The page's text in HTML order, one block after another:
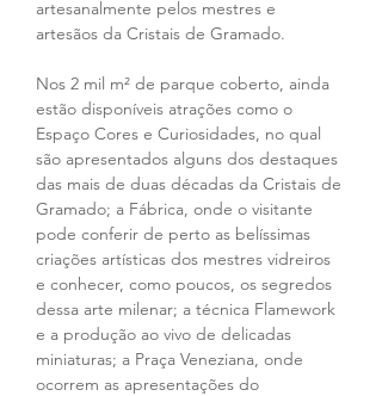
artesanalmente pelos mestres e
artesãos da Cristais de Gramado.
Nos 2 mil m² de parque coberto, ainda
estão disponíveis atrações como o
Espaço Cores e Curiosidades, no qual
são apresentados alguns dos destaques
das mais de duas décadas da Cristais de
Gramado; a Fábrica, onde o visitante
pode conferir de perto as belíssimas
criações artísticas dos mestres vidreiros
e conhecer, como poucos, os segredos
dessa arte milenar; a técnica Flamework
e a produção ao vivo de delicadas
miniaturas; a Praça Veneziana, onde
ocorrem as apresentações do